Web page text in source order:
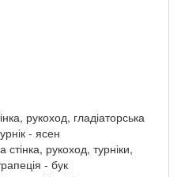
рукоход, гладіаторська
- ясен
рукоход, турніки,
- бук